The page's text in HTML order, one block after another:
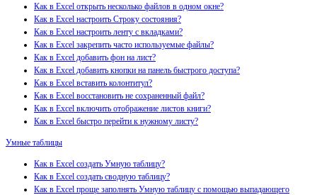
Как в Excel открыть несколько файлов в одном окне?
Как в Excel настроить Строку состояния?
Как в Excel настроить ленту с вкладками?
Как в Excel закрепить часто используемые файлы?
Как в Excel добавить фон на лист?
Как в Excel добавить кнопки на панель быстрого доступа?
Как в Excel вставить колонтитул?
Как в Excel восстановить не сохраненный файл?
Как в Excel включить отображение листов книги?
Как в Excel быстро перейти к нужному листу?
Умные таблицы
Как в Excel создать Умную таблицу?
Как в Excel создать сводную таблицу?
Как в Excel проще заполнять Умную таблицу с помощью выпадающего